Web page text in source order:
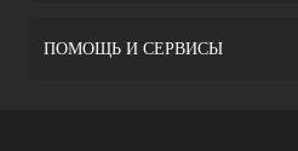
ПОМОЩЬ И СЕРВИСЫ